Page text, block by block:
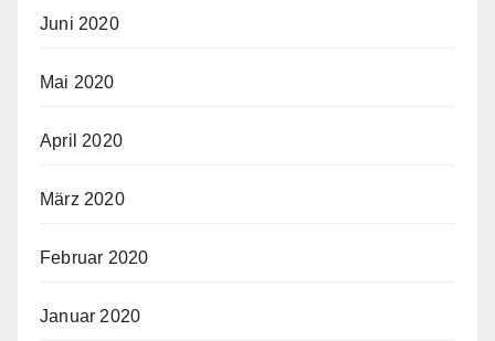
Juni 2020
Mai 2020
April 2020
März 2020
Februar 2020
Januar 2020